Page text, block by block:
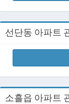
선단동 아파트
소흘읍 아파트